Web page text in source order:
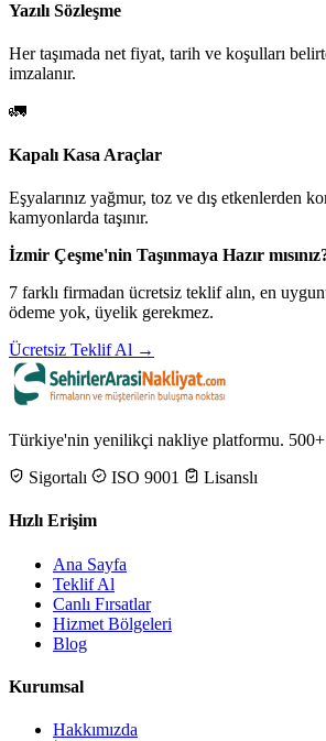
Yazılı Sözleşme
Her taşımada net fiyat, tarih ve koşulları
imzalanır.
🚛
Kapalı Kasa Araçlar
Eşyalarınız yağmur, toz ve dış etkenlerden
kamyonlarda taşınır.
İzmir Çeşme'nin Taşınmaya Hazır
7 farklı firmadan ücretsiz teklif alın, en
ödeme yok, üyelik gerekmez.
Ücretsiz Teklif Al →
Türkiye'nin yenilikçi nakliye platformu. 500+
Sigortalı
ISO 9001 Lisanslı
Hızlı Erişim
Ana Sayfa
Teklif Al
Canlı Fırsatlar
Hizmet Bölgeleri
Blog
Kurumsal
Hakkımızda